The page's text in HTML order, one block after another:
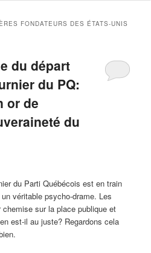
FONDATEURS DES ÉTATS-UNIS
du départ
du PQ:
or de
du
du Parti Québécois est en train
véritable psycho-drame. Les
sur la place publique et
est-il au juste? Regardons cela